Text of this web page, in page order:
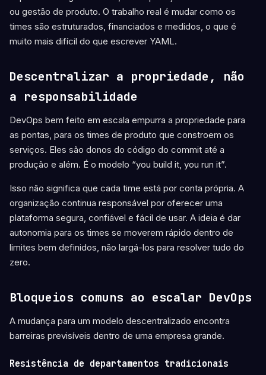
ou gestão de produto. O trabalho real é mudar como os
times são estruturados, financiados e medidos, o que é
muito mais difícil do que escrever YAML.
Descentralizar a propriedade, não
a responsabilidade
DevOps bem feito em escala empurra a propriedade para
as pontas, para os times de produto que constroem os
serviços. Eles são donos do código do commit até a
produção e além. É o modelo “you build it, you run it”.
Isso não significa que cada time está por conta própria. A
organização continua responsável por oferecer uma
plataforma segura, confiável e fácil de usar. A ideia é dar
autonomia para os times se moverem rápido dentro de
limites bem definidos, não largá-los para resolver tudo do
zero.
Bloqueios comuns ao escalar DevOps
A mudança para um modelo descentralizado encontra
barreiras previsíveis dentro de uma empresa grande.
Resistência de departamentos tradicionais